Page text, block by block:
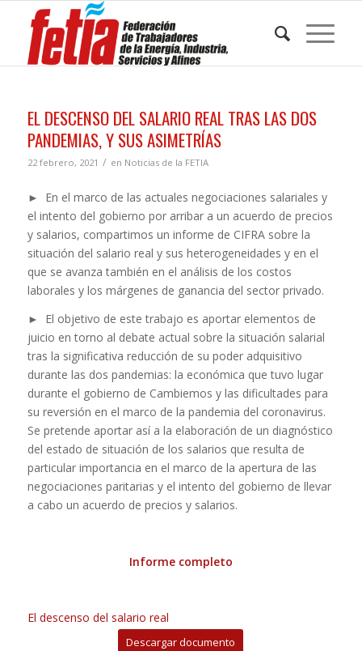
EL DESCENSO DEL SALARIO REAL TRAS LAS DOS
PANDEMIAS, Y SUS ASIMETRÍAS
22 febrero, 2021 / en Noticias de la FETIA
► En el marco de las actuales negociaciones salariales y
el intento del gobierno por arribar a un acuerdo de precios
y salarios, compartimos un informe de CIFRA sobre la
situación del salario real y sus heterogeneidades y en el
que se avanza también en el análisis de los costos
laborales y los márgenes de ganancia del sector privado.
► El objetivo de este trabajo es aportar elementos de
juicio en torno al debate actual sobre la situación salarial
tras la significativa reducción de su poder adquisitivo
durante las dos pandemias: la económica que tuvo lugar
durante el gobierno de Cambiemos y las dificultades para
su reversión en el marco de la pandemia del coronavirus.
Se pretende aportar así a la elaboración de un diagnóstico
del estado de situación de los salarios que resulta de
particular importancia en el marco de la apertura de las
negociaciones paritarias y el intento del gobierno de llevar
a cabo un acuerdo de precios y salarios.
Informe completo
El descenso del salario real
Descargar documento